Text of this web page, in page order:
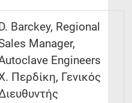
Barckey, Regional
Manager,
Engineers
Περδίκη, Γενικός